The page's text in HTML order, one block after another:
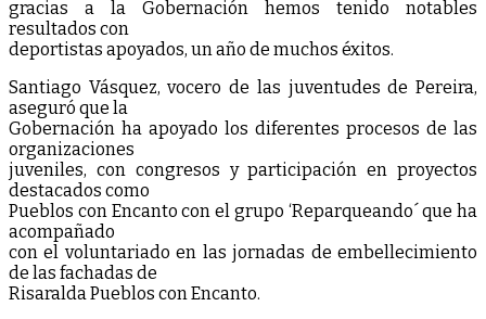
gracias a la Gobernación hemos tenido notables
resultados con
deportistas apoyados, un año de muchos éxitos.
Santiago Vásquez, vocero de las juventudes de Pereira,
aseguró que la
Gobernación ha apoyado los diferentes procesos de las
organizaciones
juveniles, con congresos y participación en proyectos
destacados como
Pueblos con Encanto con el grupo ‘Reparqueando´ que ha
acompañado
con el voluntariado en las jornadas de embellecimiento
de las fachadas de
Risaralda Pueblos con Encanto.